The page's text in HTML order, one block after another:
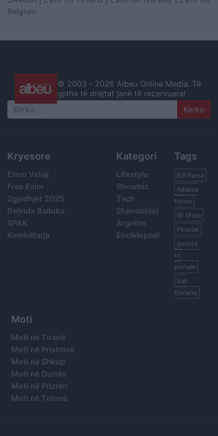
Belgium
© 2003 - 2026 Albeu Online Media. Të
gjitha të drejtat janë të rezervuara!
Search
Kryesore
Erion Veliaj
Free Esim
Zgjedhjet 2025
Belinda Balluku
SPAK
Kombëtarja
Kategori
Lifestyle
Showbiz
Tech
Shëndetësi
Argetim
Enciklopedi
Tags
Edi Rama
Albania
News
Ilir Meta
Piranjat
gazeta,
tv,
portale
Sali
Berisha
Moti
Moti në Tiranë
Moti në Prishtinë
Moti në Shkup
Moti në Durrës
Moti në Prizren
Moti në Tetovë